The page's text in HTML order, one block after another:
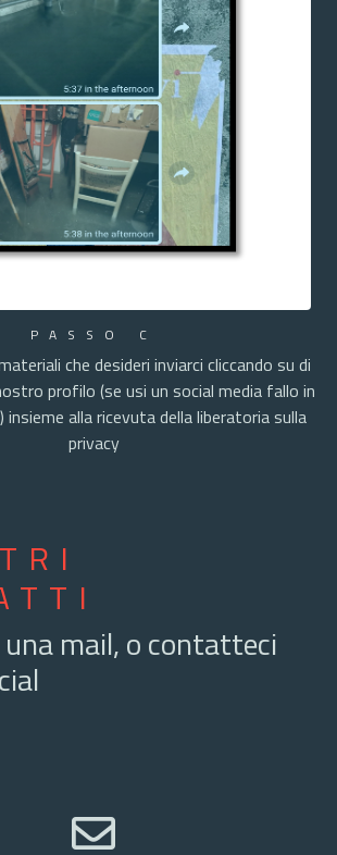
PASSO C
che desideri inviarci cliccando su di
profilo (se usi un social media fallo in
alla ricevuta della liberatoria sulla
privacy
mail, o contatteci